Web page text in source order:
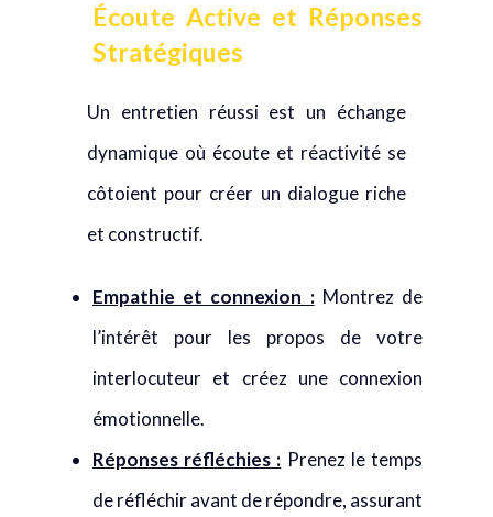
Écoute Active et Réponses
Stratégiques
Un entretien réussi est un échange
dynamique où écoute et réactivité se
côtoient pour créer un dialogue riche
et constructif.
Empathie et connexion :Montrez de
l’intérêt pour les propos de votre
interlocuteur et créez une connexion
émotionnelle.
Réponses réfléchies : Prenez le temps
de réfléchir avant de répondre, assurant